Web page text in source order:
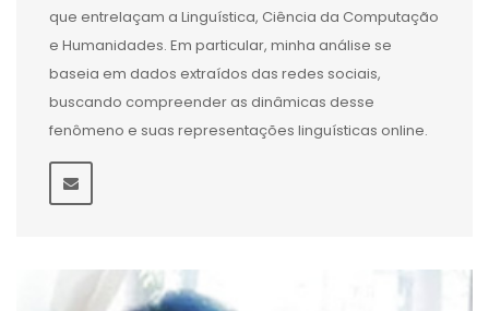
que entrelaçam a Linguística, Ciência da Computação
e Humanidades. Em particular, minha análise se
baseia em dados extraídos das redes sociais,
buscando compreender as dinâmicas desse
fenômeno e suas representações linguísticas online.